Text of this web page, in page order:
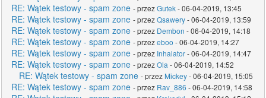
RE: Wątek testowy - spam zone - przezGutek- 06-04-2019, 13:45
RE: Wątek testowy - spam zone - przezQsawery- 06-04-2019, 13:59
RE: Wątek testowy - spam zone - przez Dembon - 06-04-2019, 14:18
RE: Wątek testowy - spam zone - przezeboo - 06-04-2019, 14:27
RE: Wątek testowy - spam zone - przez Inhalator- 06-04-2019, 14:47
RE: Wątek testowy - spam zone - przezOla - 06-04-2019, 14:52
RE: Wątek testowy - spam zone - przez Mickey- 06-04-2019, 15:05
RE: Wątek testowy - spam zone - przez Rav_886 - 06-04-2019, 14:58